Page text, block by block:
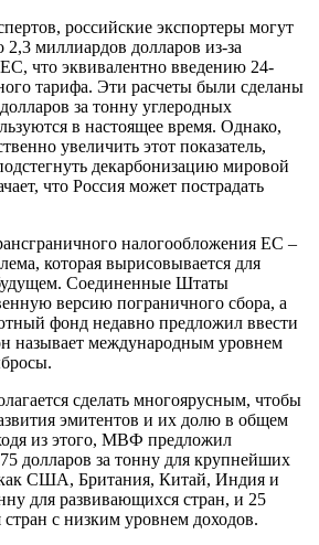
российские экспортеры могут
2,3 миллиардов долларов из-за
что эквивалентно введению 24-
тарифа. Эти расчеты были сделаны
за тонну углеродных
в настоящее время. Однако,
увеличить этот показатель,
декарбонизацию мировой
что Россия может пострадать
налогообложения ЕС –
которая вырисовывается для
Соединенные Штаты
версию пограничного сбора, а
фонд недавно предложил ввести
называет международным уровнем
сделать многоярусным, чтобы
эмитентов и их долю в общем
из этого, МВФ предложил
долларов за тонну для крупнейших
как США, Британия, Китай, Индия и
для развивающихся стран, и 25
стран с низким уровнем доходов.